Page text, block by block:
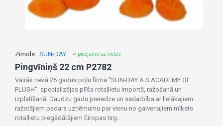
Zīmols:: SUN-DAY ✔ pieejams uz vietas
Pingvīniņš 22 cm P2782
Vairāk nekā 25 gadus poļu firma "SUN-DAY A.S.ACADEMY OF
PLUSH" specializējas plīša rotaļlietu importā, ražošanā un
izplatīšanā. Daudzu gadu pieredze un sadarbība ar lielākajiem
ražotājiem padara uzņēmumu par vienu no galvenajiem mīksto
rotaļlietu piegādātājiem Eiropas tirg..